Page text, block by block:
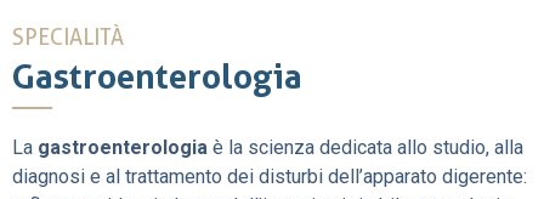
SPECIALITÀ
Gastroenterologia
La gastroenterologia è la scienza dedicata allo studio, alla
diagnosi e al trattamento dei disturbi dell’apparato digerente: